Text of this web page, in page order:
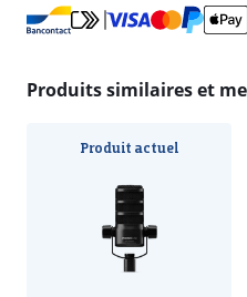
Produits similaires et
Produit actuel